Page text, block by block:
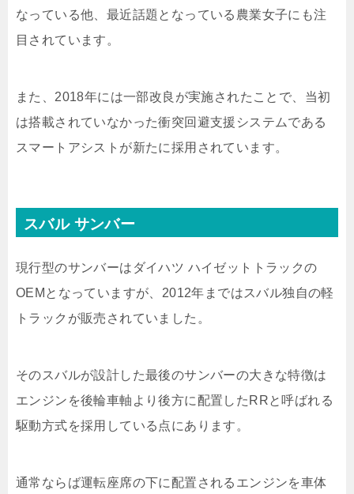
なっている他、最近話題となっている農業女子にも注
目されています。
また、2018年には一部改良が実施されたことで、当初
は搭載されていなかった衝突回避支援システムである
スマートアシストが新たに採用されています。
スバル サンバー
現行型のサンバーはダイハツ ハイゼットトラックの
OEMとなっていますが、2012年まではスバル独自の軽
トラックが販売されていました。
そのスバルが設計した最後のサンバーの大きな特徴は
エンジンを後輪車軸より後方に配置したRRと呼ばれる
駆動方式を採用している点にあります。
通常ならば運転座席の下に配置されるエンジンを車体